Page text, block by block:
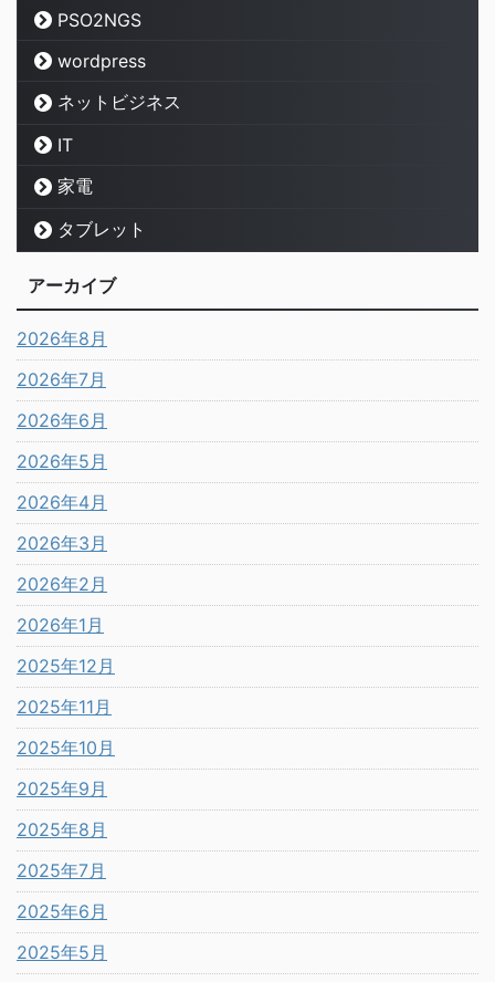
PSO2NGS
wordpress
ネットビジネス
IT
家電
タブレット
アーカイブ
2026年8月
2026年7月
2026年6月
2026年5月
2026年4月
2026年3月
2026年2月
2026年1月
2025年12月
2025年11月
2025年10月
2025年9月
2025年8月
2025年7月
2025年6月
2025年5月